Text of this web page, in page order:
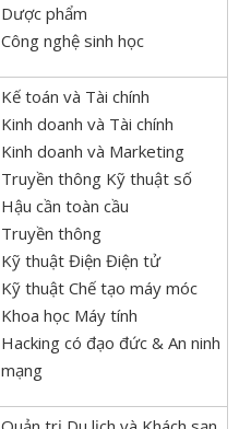
Dược phẩm
Công nghệ sinh học
Kế toán và Tài chính
Kinh doanh và Tài chính
Kinh doanh và Marketing
Truyền thông Kỹ thuật số
Hậu cần toàn cầu
Truyền thông
Kỹ thuật Điện Điện tử
Kỹ thuật Chế tạo máy móc
Khoa học Máy tính
Hacking có đạo đức & An ninh
mạng